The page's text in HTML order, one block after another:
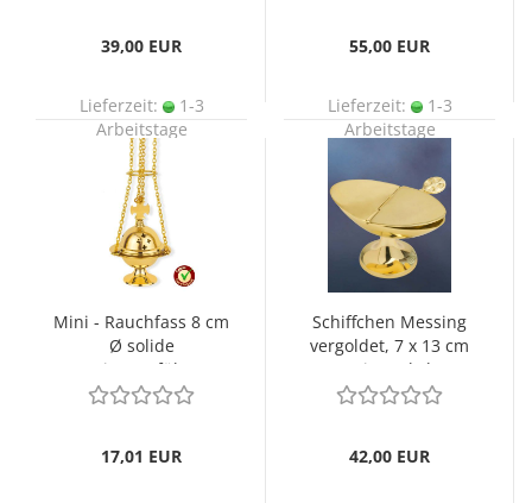
39,00 EUR
Lieferzeit:
1-3
Arbeitstage
55,00 EUR
Lieferzeit:
1-3
Arbeitstage
Mini - Rauchfass 8 cm
Ø solide
Messingausführung
17,01 EUR
Schiffchen Messing
vergoldet, 7 x 13 cm
mit Deckel
42,00 EUR